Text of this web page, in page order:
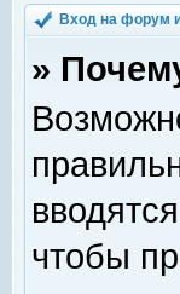
Вход на форум
»
чтобы